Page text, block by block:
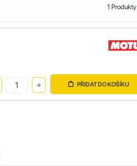
1 Produkty
PŘIDAT DO KOŠÍKU